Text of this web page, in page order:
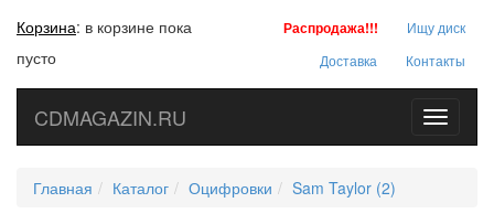
Корзина: в корзине пока
пусто
Распродажа!!!
Ищу диск
Доставка
Контакты
Toggle
CDMAGAZIN.RU
Главная Каталог Оцифровки Sam Taylor (2)